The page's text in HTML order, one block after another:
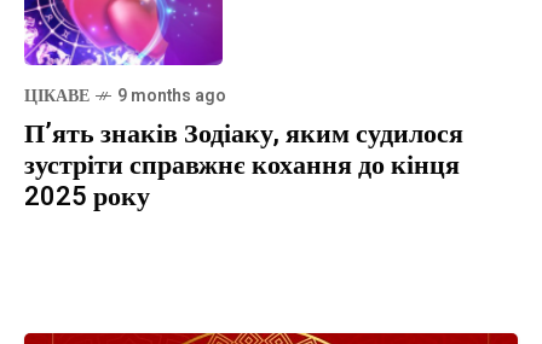
ЦІКАВЕ 9 months ago
П’ять знаків Зодіаку, яким судилося
зустріти справжнє кохання до кінця
2025 року